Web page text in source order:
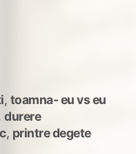
, toamna- eu vs eu
durere
, printre degete